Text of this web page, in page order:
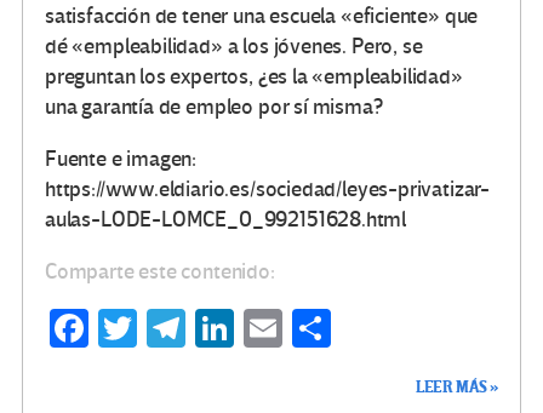
satisfacción de tener una escuela «eficiente» que
dé «empleabilidad» a los jóvenes. Pero, se
preguntan los expertos, ¿es la «empleabilidad»
una garantía de empleo por sí misma?
Fuente e imagen:
https://www.eldiario.es/sociedad/leyes-privatizar-
aulas-LODE-LOMCE_0_992151628.html
Comparte este contenido:
Fa T
Te Li
E
LEER MÁS »